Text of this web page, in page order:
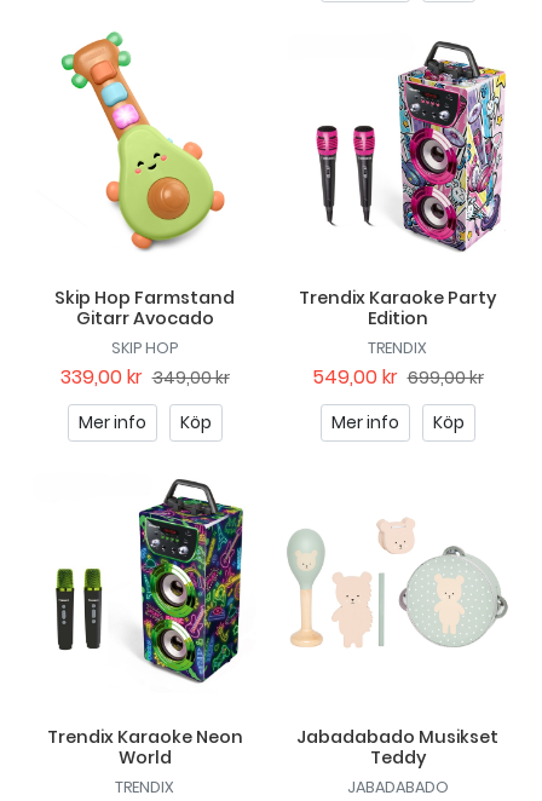
Skip Hop Farmstand
Gitarr Avocado
SKIP HOP
339,00 kr 349,00 kr
Mer info
Köp
Trendix Karaoke Party
Edition
TRENDIX
549,00 kr 699,00 kr
Mer info
Köp
Trendix Karaoke Neon
World
TRENDIX
Jabadabado Musikset
Teddy
JABADABADO